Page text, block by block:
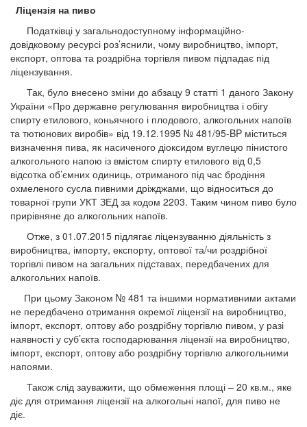
Ліцензія на пиво
Податківці у загальнодоступному інформаційно-
довідковому ресурсі роз’яснили, чому виробництво, імпорт,
експорт, оптова та роздрібна торгівля пивом підпадає під
ліцензування.
Так, було внесено зміни до абзацу 9 статті 1 даного Закону
України «Про державне регулювання виробництва і обігу
спирту етилового, коньячного і плодового, алкогольних напоїв
та тютюнових виробів» від 19.12.1995 № 481/95-BP міститься
визначення пива, як насиченого діоксидом вуглецю пінистого
алкогольного напою із вмістом спирту етилового від 0,5
відсотка об’ємних одиниць, отриманого під час бродіння
охмеленого сусла пивними дріжджами, що відноситься до
товарної групи УКТ ЗЕД за кодом 2203. Таким чином пиво було
прирівняне до алкогольних напоїв.
Отже, з 01.07.2015 підлягає ліцензуванню діяльність з
виробництва, імпорту, експорту, оптової та/чи роздрібної
торгівлі пивом на загальних підставах, передбачених для
алкогольних напоїв.
При цьому Законом № 481 та іншими нормативними актами
не передбачено отримання окремої ліцензії на виробництво,
імпорт, експорт, оптову або роздрібну торгівлю пивом, у разі
наявності у суб’єкта господарювання ліцензії на виробництво,
імпорт, експорт, оптову або роздрібну торгівлю алкогольними
напоями.
Також слід зауважити, що обмеження площі – 20 кв.м., яке
діє для отримання ліцензії на алкогольні напої, для пиво не
діє.